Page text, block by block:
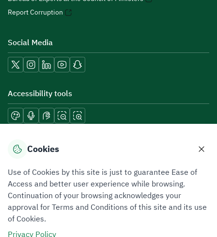
Report Corruption
Social Media
Accessibility tools
Download mobile applications
Privacy PolicyTerms of UseSite Map
All rights reserved 2026 © ZATCA.GOV.SA
Cookies
Use of Cookies by this site is just to guarantee Ease of
Access and better user experience while browsing.
Continuation of your browsing acknowledges your
approval for Terms and Conditions of this site and its use
of Cookies.
Privacy Policy